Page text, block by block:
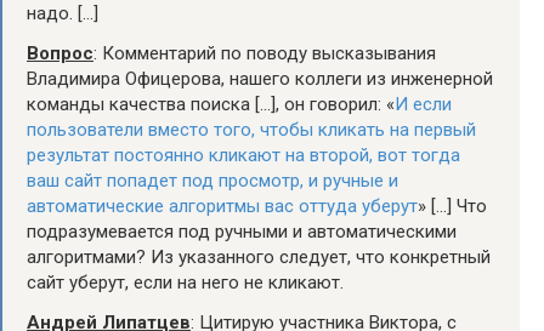
надо. […]
Вопрос: Комментарий по поводу высказывания
Владимира Офицерова, нашего коллеги из инженерной
команды качества поиска […], он говорил: «И если
пользователи вместо того, чтобы кликать на первый
результат постоянно кликают на второй, вот тогда
ваш сайт попадет под просмотр, и ручные и
автоматические алгоритмы вас оттуда уберут» […] Что
подразумевается под ручными и автоматическими
алгоритмами? Из указанного следует, что конкретный
сайт уберут, если на него не кликают.
Андрей Липатцев: Цитирую участника Виктора, с